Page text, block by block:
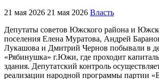
21 мая 2026 21 мая 2026 Власть
Депутаты советов Южского района и
поселения Елена Муратова, Андрей
Лукашова и Дмитрий Чернов побывали в
«Рябинушка» г.Южи, где проходит
здания. Депутатский контроль
реализации народной программы партии